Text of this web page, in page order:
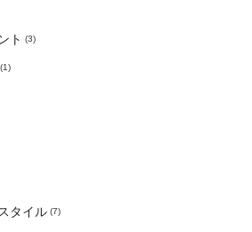
ト (3)
(1)
タイル (7)